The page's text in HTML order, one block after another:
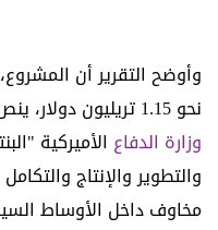
وأوضح التقرير أن
نحو 1.15 تريليون دولار، ينص أيضاً على تعيين مسؤول داخل
وزارة الدفاع الأميركية
والتطوير والإنتاج
مخاوف داخل الأوساط